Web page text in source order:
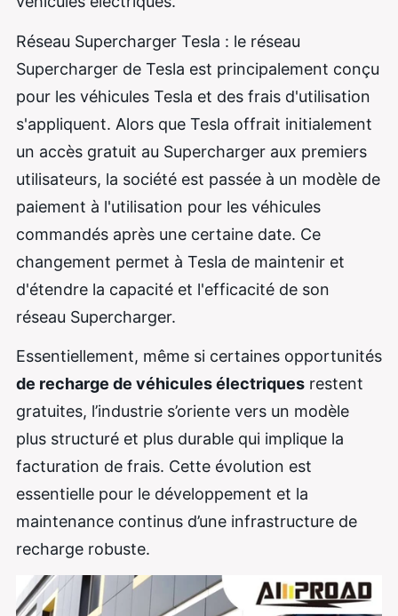
Réseau Supercharger Tesla : le réseau
Supercharger de Tesla est principalement conçu
pour les véhicules Tesla et des frais d'utilisation
s'appliquent. Alors que Tesla offrait initialement
un accès gratuit au Supercharger aux premiers
utilisateurs, la société est passée à un modèle de
paiement à l'utilisation pour les véhicules
commandés après une certaine date. Ce
changement permet à Tesla de maintenir et
d'étendre la capacité et l'efficacité de son
réseau Supercharger.
Essentiellement, même si certaines opportunités
de recharge de véhicules électriques restent
gratuites, l’industrie s’oriente vers un modèle
plus structuré et plus durable qui implique la
facturation de frais. Cette évolution est
essentielle pour le développement et la
maintenance continus d’une infrastructure de
recharge robuste.